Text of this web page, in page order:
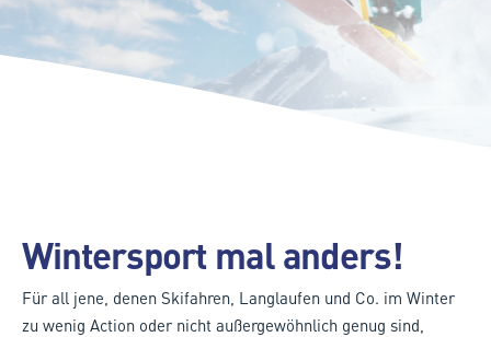
Wintersport mal anders!
Für all jene, denen Skifahren, Langlaufen und Co. im Winter
zu wenig Action oder nicht außergewöhnlich genug sind,